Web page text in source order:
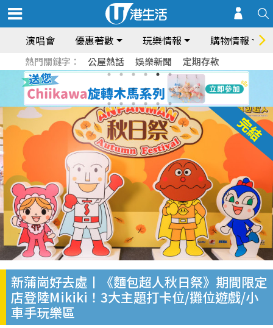
演唱會 優惠著數 玩樂情報 購物情報
熱門關鍵字： 公屋熱話 娛樂新聞 定期存款
新蒲崗好去處丨《麵包超人秋日祭》期間限定
店登陸Mikiki！3大主題打卡位/攤位遊戲/小
車手玩樂區